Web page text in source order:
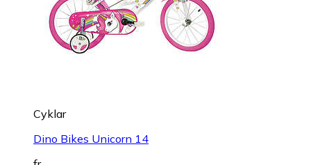
Cyklar
Dino Bikes Unicorn 14